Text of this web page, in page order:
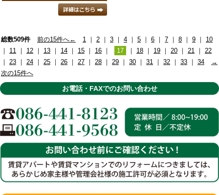
総数509件 前の15件へ← 1 ｜ 2 ｜ 3 ｜ 4 ｜ 5 ｜ 6 ｜ 7 ｜ 8 ｜ 9 ｜
10
｜
11 ｜ 12 ｜ 13 ｜ 14 ｜ 15 ｜ 16 ｜ 17 ｜ 18 ｜ 19 ｜ 20 ｜ 21 ｜
22
｜
23 ｜ 24 ｜ 25 ｜ 26 ｜ 27 ｜ 28 ｜ 29 ｜ 30 ｜ 31 ｜ 32 ｜ 33 ｜ 34
→
次の15件へ
お電話・FAXでのお問い合わせ